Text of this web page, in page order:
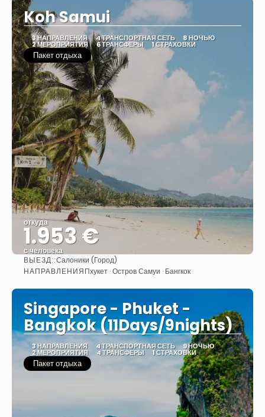
Koh Samui
3 НАПРАВЛЕНИЯ 4 ТРАНСПОРТНАЯ СЕТЬ 8 НОЧЬЮ
2 МЕРОПРИЯТИЯ 6 ТРАНСФЕРЫ 1 СТРАХОВКИ
Пакет отдыха
откуда
1.953 €
с человека
Видеть
ВЫЕЗД::Салоники (Город)
НАПРАВЛЕНИЯПхукет · Остров Самуи · Бангкок
Singapore - Phuket -
Bangkok (11Days/9nights)
3 НАПРАВЛЕНИЯ 4 ТРАНСПОРТНАЯ СЕТЬ 9 НОЧЬЮ
2 МЕРОПРИЯТИЯ 4 ТРАНСФЕРЫ 1 СТРАХОВКИ
Пакет отдыха